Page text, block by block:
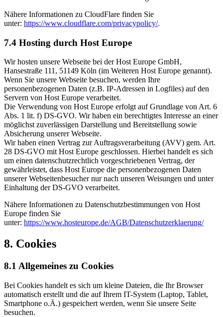
Nähere Informationen zu CloudFlare finden Sie
unter: https://www.cloudflare.com/privacypolicy/.
7.4 Hosting durch Host Europe
Wir hosten unsere Webseite bei der Host Europe GmbH,
Hansestraße 111, 51149 Köln (im Weiteren Host Europe genannt).
Wenn Sie unsere Webseite besuchen, werden Ihre
personenbezogenen Daten (z.B. IP-Adressen in Logfiles) auf den
Servern von Host Europe verarbeitet.
Die Verwendung von Host Europe erfolgt auf Grundlage von Art. 6
Abs. 1 lit. f) DS-GVO. Wir haben ein berechtigtes Interesse an einer
möglichst zuverlässigen Darstellung und Bereitstellung sowie
Absicherung unserer Webseite.
Wir haben einen Vertrag zur Auftragsverarbeitung (AVV) gem. Art.
28 DS-GVO mit Host Europe geschlossen. Hierbei handelt es sich
um einen datenschutzrechtlich vorgeschriebenen Vertrag, der
gewährleistet, dass Host Europe die personenbezogenen Daten
unserer Webseitenbesucher nur nach unseren Weisungen und unter
Einhaltung der DS-GVO verarbeitet.
Nähere Informationen zu Datenschutzbestimmungen von Host
Europe finden Sie
unter: https://www.hosteurope.de/AGB/Datenschutzerklaerung/
8. Cookies
8.1 Allgemeines zu Cookies
Bei Cookies handelt es sich um kleine Dateien, die Ihr Browser
automatisch erstellt und die auf Ihrem IT-System (Laptop, Tablet,
Smartphone o.Ä.) gespeichert werden, wenn Sie unsere Seite
besuchen.